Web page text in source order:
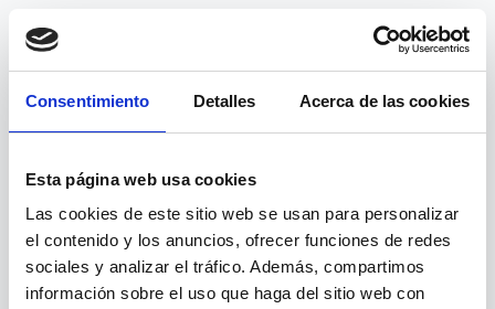
Consentimiento Detalles Acerca de las cookies
Esta página web usa cookies
Las cookies de este sitio web se usan para personalizar
el contenido y los anuncios, ofrecer funciones de redes
sociales y analizar el tráfico. Además, compartimos
información sobre el uso que haga del sitio web con